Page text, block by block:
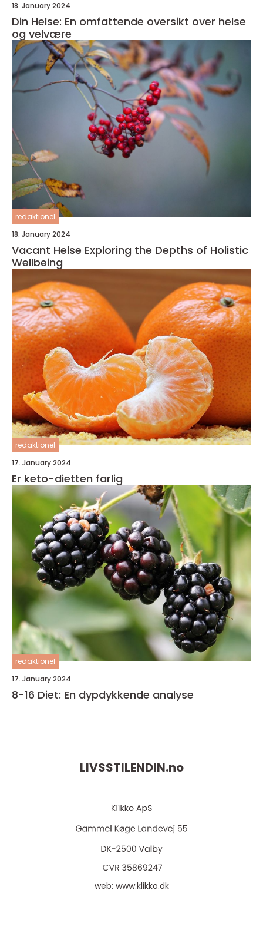
18. January 2024
Din Helse: En omfattende oversikt over helse
og velvære
redaktionel
18. January 2024
Vacant Helse Exploring the Depths of Holistic
Wellbeing
redaktionel
17. January 2024
Er keto-dietten farlig
redaktionel
17. January 2024
8-16 Diet: En dypdykkende analyse
LIVSSTILENDIN.no
web: www.klikko.dk